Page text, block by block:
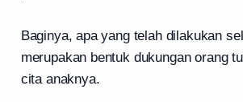
Baginya, apa yang telah dilakukan
merupakan bentuk dukungan orang
cita anaknya.